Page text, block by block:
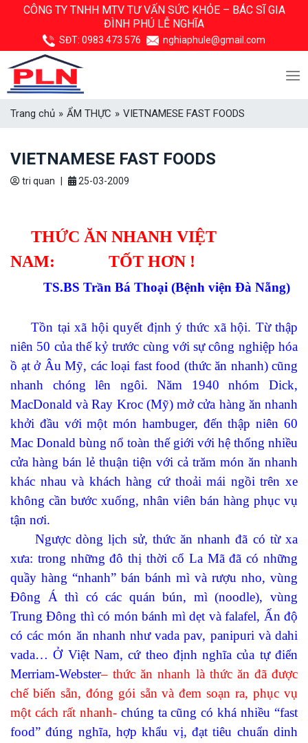
CÔNG TY TNHH MTV TƯ VẤN SỨC KHỎE – BÁC SĨ GIA
ĐÌNH PHÚ LỄ NGHĨA
SĐT: 0983 473 576 nghiaphule@gmail.com
Trang chủ » ẨM THỰC » VIETNAMESE FAST FOODS
VIETNAMESE FAST FOODS
tri quan 25-03-2009
THỨC ĂN NHANH VIỆT
NAM: TỐT HƠN !
TS.BS Trần Bá Thoại (Bệnh viện Đà Nẵng)
Tồn tại xã hội quyết định ý thức xã hội. Từ thập
niên 50 của thế kỷ trước cùng với sự công nghiệp hóa
ồ ạt ở Âu Mỹ, các loại fast food (thức ăn nhanh) cũng
nhanh chóng lên ngôi. Năm 1940 nhóm Dick,
MacDonald và Ray Kroc (Mỹ) mở cửa hàng ăn nhanh
khởi đầu với một món hambuger, đến thập niên 60
Mac Donald bùng nổ toàn thế giới với hệ thống nhiều
cửa hàng bán lẻ thuận tiện với cả trăm món ăn nhanh
khác nhau và khách hàng cứ thoải mái ngồi trên xe
không cần bước xuống, nhân viên bán hàng phục vụ
tận nơi.
Ngược dòng lịch sử, thức ăn nhanh đã có từ xa
xưa: trong những đô thị thời cổ La Mã đã có những
quầy hàng “nhanh” bán bánh mì và rượu nho, vùng
Đông Á thì có các quán bún, mì (noodle), vùng
Trung Đông thì có món bánh mì dẹt và falafel, Ấn độ
có các món ăn nhanh như vada pav, panipuri và dahi
vada… Ở Việt Nam, cứ theo định nghĩa của tự điển
Merriam-Webster– thức ăn nhanh là thức ăn đã được
chế biến sẵn, đóng gói sẵn và đem soạn ra, phục vụ
một cách rất nhanh-chúng ta cũng có khá nhiều “fast
food” đúng nghĩa, hợp khẩu vị, đạt tiêu chuẩn dinh